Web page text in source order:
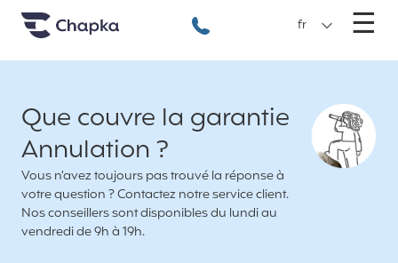
Chapka Assurances Voyages
+33 1 74 85 50 50
fr ☰
Que couvre la garantie
Annulation ?
Vous n’avez toujours pas trouvé la réponse à
votre question ? Contactez notre service client.
Nos conseillers sont disponibles du lundi au
vendredi de 9h à 19h.